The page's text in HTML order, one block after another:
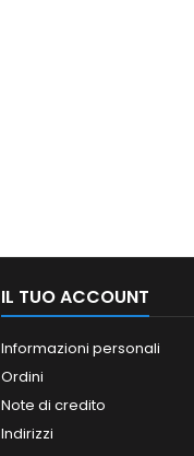
IL TUO ACCOUNT
Informazioni personali
Ordini
Note di credito
Indirizzi